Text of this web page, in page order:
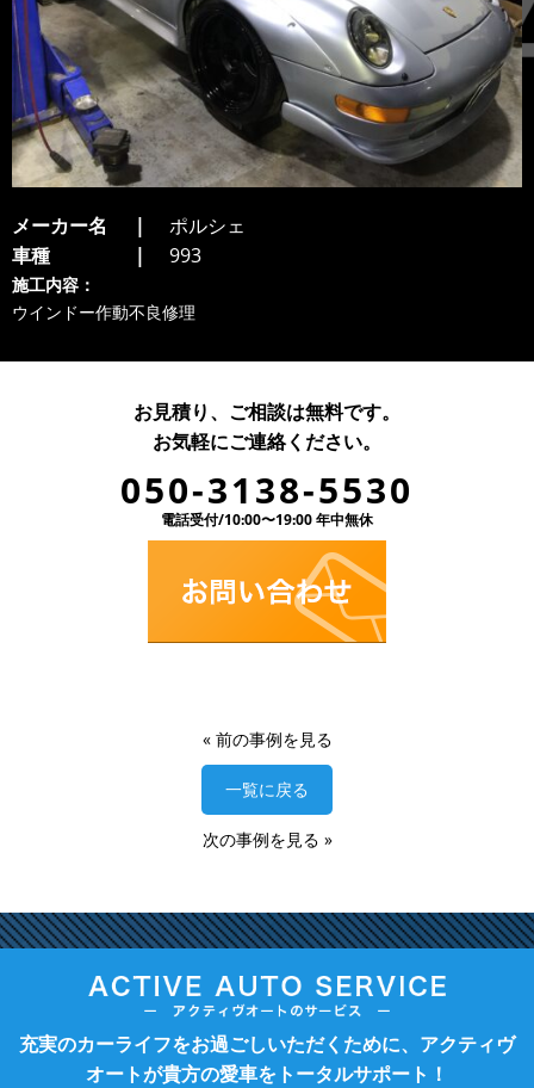
メーカー名
ポルシェ
車種
993
施工内容：
ウインドー作動不良修理
お見積り、ご相談は無料です。
お気軽にご連絡ください。
050-3138-5530
電話受付/10:00〜19:00 年中無休
« 前の事例を見る
一覧に戻る
次の事例を見る »
充実のカーライフをお過ごしいただくために、アクティヴ
オートが貴方の愛車をトータルサポート！